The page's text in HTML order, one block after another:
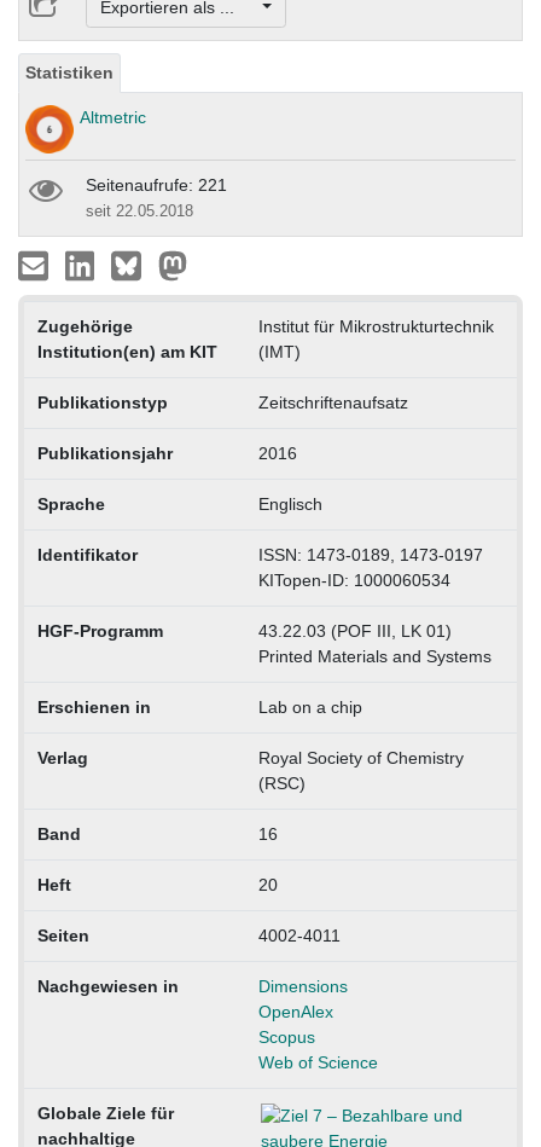
Exportieren als ...
Statistiken
Altmetric
Seitenaufrufe: 221
seit 22.05.2018
Zugehörige
Institution(en) am KIT
Institut für Mikrostrukturtechnik
(IMT)
Publikationstyp Zeitschriftenaufsatz
Publikationsjahr 2016
Sprache Englisch
Identifikator
ISSN: 1473-0189, 1473-0197
KITopen-ID: 1000060534
HGF-Programm
43.22.03 (POF III, LK 01)
Printed Materials and Systems
Erschienen in Lab on a chip
Verlag
Royal Society of Chemistry
(RSC)
Band 16
Heft 20
Seiten 4002-4011
Nachgewiesen in
Dimensions
OpenAlex
Scopus
Web of Science
Globale Ziele für
nachhaltige